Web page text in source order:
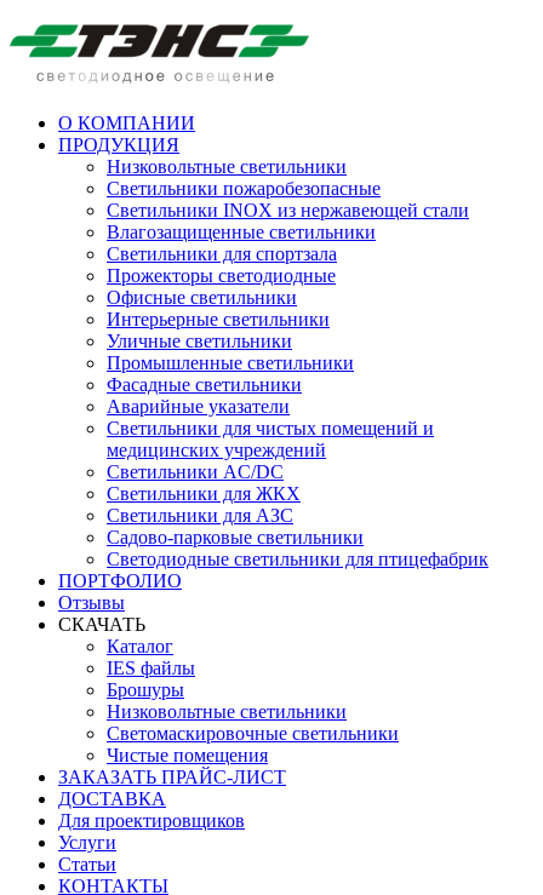
О КОМПАНИИ
ПРОДУКЦИЯ
Низковольтные светильники
Cветильники пожаробезопасные
Светильники INOX из нержавеющей стали
Влагозащищенные светильники
Светильники для спортзала
Прожекторы светодиодные
Офисные светильники
Интерьерные светильники
Уличные светильники
Промышленные светильники
Фасадные светильники
Аварийные указатели
Светильники для чистых помещений и
медицинских учреждений
Светильники AC/DC
Светильники для ЖКХ
Светильники для АЗС
Садово-парковые светильники
Светодиодные светильники для птицефабрик
ПОРТФОЛИО
Отзывы
СКАЧАТЬ
Каталог
IES файлы
Брошуры
Низковольтные светильники
Светомаскировочные светильники
Чистые помещения
ЗАКАЗАТЬ ПРАЙС-ЛИСТ
ДОСТАВКА
Для проектировщиков
Услуги
Статьи
КОНТАКТЫ